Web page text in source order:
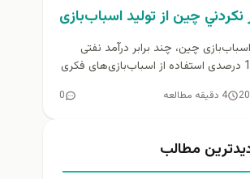
نكردني چین از توليد اسباب‌بازی‌
چین، چند برابر درآمد نفتی
ایران/رشد 15 درصدی استفاده از اسباب‌بازی‌های فکری
4 دقیقه مطالعه 0
مطالب